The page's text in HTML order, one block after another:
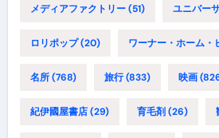
メディアファクトリー(51) ユニバー
ロリポップ(20) ワーナー・ホーム・
名所(768) 旅行(833) 映画
紀伊國屋書店(29) 育毛剤(26)